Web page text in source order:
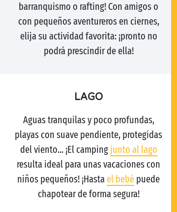
barranquismo o rafting! Con amigos o
con pequeños aventureros en ciernes,
elija su actividad favorita: ¡pronto no
podrá prescindir de ella!
LAGO
Aguas tranquilas y poco profundas,
playas con suave pendiente, protegidas
del viento... ¡El camping junto al lago
resulta ideal para unas vacaciones con
niños pequeños! ¡Hasta el bebé puede
chapotear de forma segura!